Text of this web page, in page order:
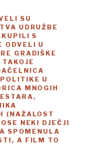
SU
UDRUŽBE
S
ODVELI U
GRADIŠKE
U
MNOGIH
(NAŽALOST
NEKI DJEČJI
SPOMENULA
A FILM TO